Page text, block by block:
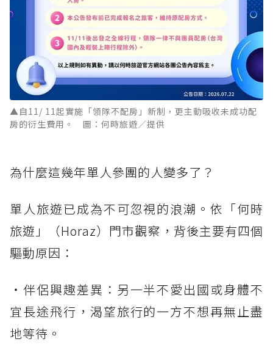
▲自11/ 11起實施「領隊不配房」新制，更主動吸收未成功配
房的衍生費用。 圖：何時旅遊／提供
為什麼這幾年單人參團的人變多了？
單人旅遊已成為不可忽視的浪潮。依「何時
旅遊」（Horaz）門市觀察，背後主要有四個
驅動原因：
・伴侶興趣差異：另一半不愛出國或身體不
宜長途飛行，渴望旅行的一方不想再無止盡
地等待。